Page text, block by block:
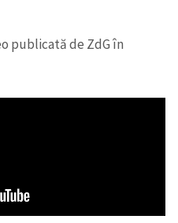
publicată de ZdG în